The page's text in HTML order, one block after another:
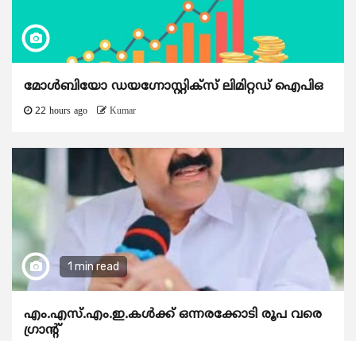
മോൾബിയോ ഡയഗ്നോസ്റ്റിക്സ് ലിമിറ്റഡ് ഐപിഒ
22 hours ago Kumar
1 min read
എം.എസ്.എം.ഇ.കൾക്ക് ഒന്നരക്കോടി രൂപ വരെ
ഗ്രാന്റ്